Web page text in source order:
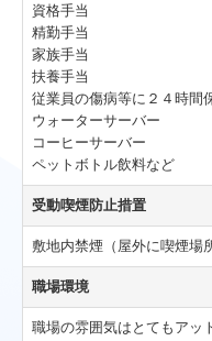
資格手当
精勤手当
家族手当
扶養手当
従業員の傷病等に２４時間
ウォーターサーバー
コーヒーサーバー
ペットボトル飲料など
受動喫煙防止措置
敷地内禁煙（屋外に喫煙場
職場環境
職場の雰囲気はとてもアッ